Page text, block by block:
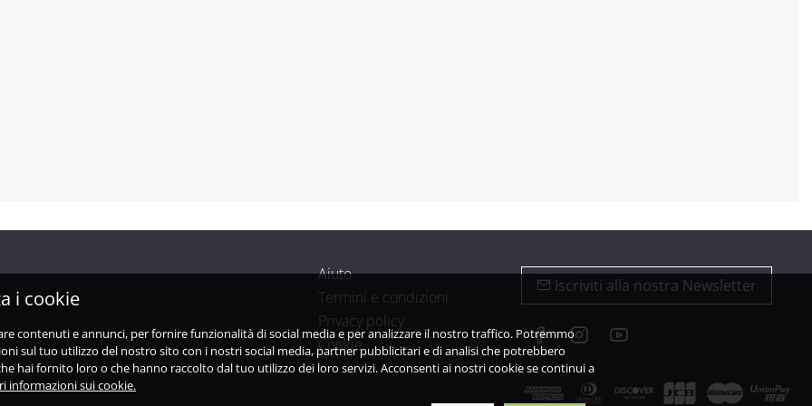
Aiuto
Termini e condizioni
Privacy policy
Cookie
Iscriviti alla nostra Newsletter
i cookie
contenuti e annunci, per fornire funzionalità di social media e per analizzare il nostro traffico. Potremmo
sul tuo utilizzo del nostro sito con i nostri social media, partner pubblicitari e di analisi che potrebbero
hai fornito loro o che hanno raccolto dal tuo utilizzo dei loro servizi. Acconsenti ai nostri cookie se continui a
informazioni sui cookie.